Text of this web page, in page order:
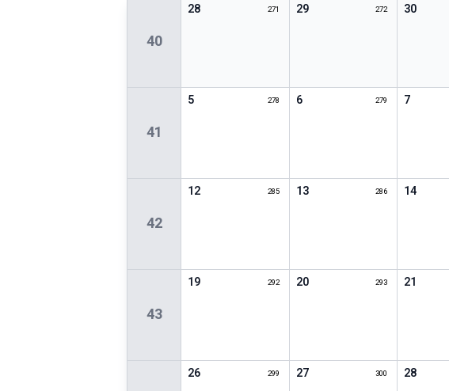
40
28 271 29 272 30
41
5 278 6 279 7
42
12 285 13 286 14
43
19 292 20 293 21
26 299 27 300 28